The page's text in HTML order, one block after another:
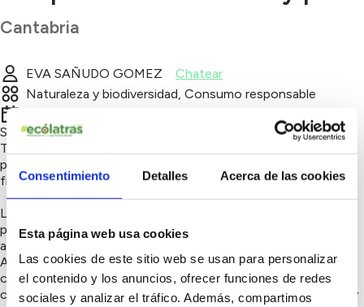
Consentimiento Detalles Acerca de las cookies
Esta página web usa cookies
Las cookies de este sitio web se usan para personalizar
el contenido y los anuncios, ofrecer funciones de redes
sociales y analizar el tráfico. Además, compartimos
Cantabria
EVA SAÑUDO GOMEZ
Chatear
Naturaleza y biodiversidad, Consumo responsable
Soy Eva Sañudo y junto a mi compañero Arturo
Tejedor cultivamos nuestra huerta ecológica y tenemos una
producción de pollo ecológico campesino, en una preciosa
finca llamada La Garita, muy cerca de las Cuevas de Altamira.
La mayor parte de nuestros cultivos provienen de semillas
propias, conservadas durante muchos años por nuestros
abuelos y también por otras personas de nuestro entorno.
Ademas, para fertilizar nuestros cultivos usamos abono
compostado de nuestros pollos y restos orgánicos de los
cultivos. Para nosotros es un honor preservarlas, sembrarlas y